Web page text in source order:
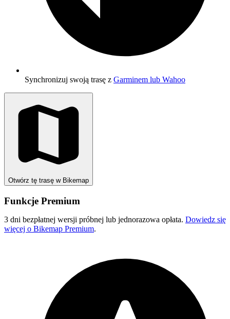
Synchronizuj swoją trasę z Garminem lub Wahoo
Otwórz tę trasę w Bikemap
Funkcje Premium
3 dni bezpłatnej wersji próbnej lub jednorazowa opłata. Dowiedz się
więcej o Bikemap Premium.